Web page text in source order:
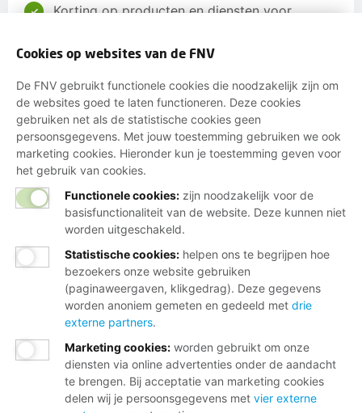
Korting op producten en diensten voor
Advies over veilig en gezond werken tijdens
zwangerschap
Hulp bij aanvragen van kinderopvangtoeslag
Juridische begeleiding bij
zwangerschapsdiscriminatie
Steun bij conflicten over jouw rechten als
jonge ouder
Advies over loopbaan, werk-privébalans en
Informatie over jouw (verlof)rechten als
(aanstaande) ouder
Ik word lid
Of maak een ander lid en verdien een tientje
Cookies op websites van de FNV
De FNV gebruikt functionele cookies die noodzakelijk zijn om
de websites goed te laten functioneren. Deze cookies
gebruiken net als de statistische cookies geen
persoonsgegevens. Met jouw toestemming gebruiken we ook
marketing cookies. Hieronder kun je toestemming geven voor
het gebruik van cookies.
Functionele cookies: zijn noodzakelijk voor de
basisfunctionaliteit van de website. Deze kunnen niet
worden uitgeschakeld.
Statistische cookies: helpen ons te begrijpen hoe
bezoekers onze website gebruiken
(paginaweergaven, klikgedrag). Deze gegevens
worden anoniem gemeten en gedeeld met drie
externe partners.
Marketing cookies: worden gebruikt om onze
diensten via online advertenties onder de aandacht
te brengen. Bij acceptatie van marketing cookies
delen wij je persoonsgegevens met vier externe